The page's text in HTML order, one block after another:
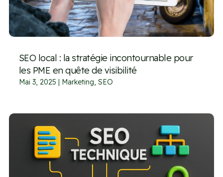
SEO local : la stratégie incontournable pour
les PME en quête de visibilité
Mai 3, 2025 Marketing, SEO